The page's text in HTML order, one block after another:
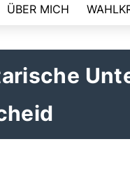
ÜBER MICH